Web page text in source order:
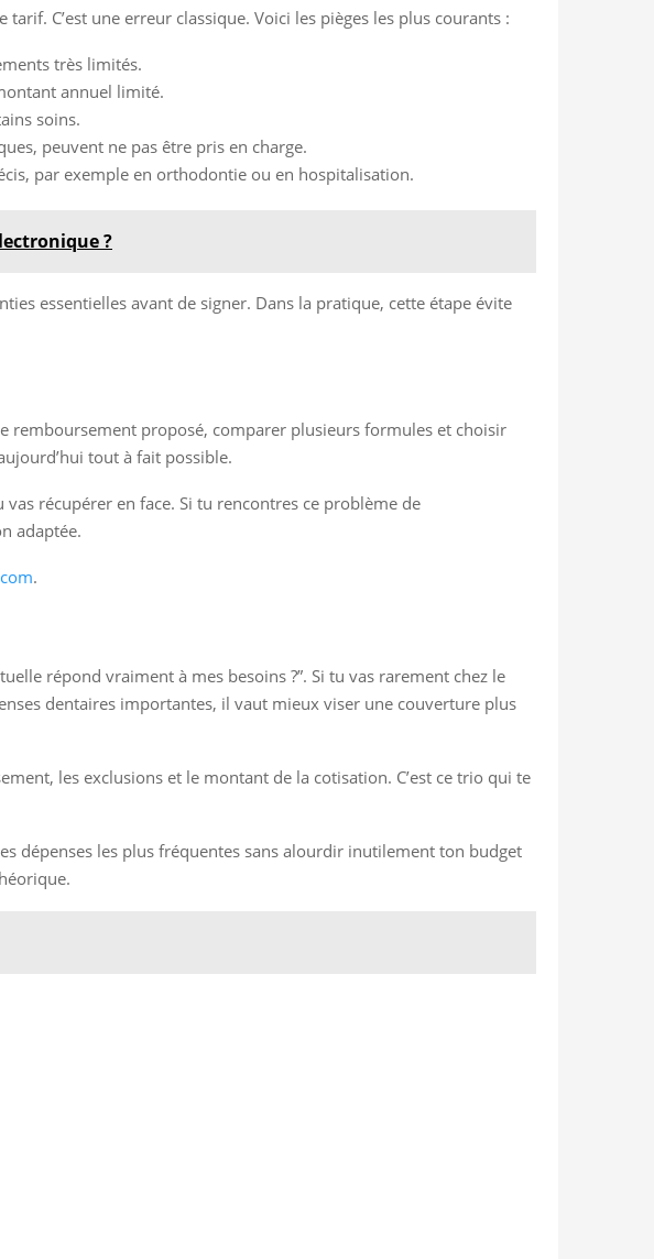
C’est une erreur classique. Voici les pièges les plus courants :
très limités.
annuel limité.
soins.
peuvent ne pas être pris en charge.
par exemple en orthodontie ou en hospitalisation.
?
essentielles avant de signer. Dans la pratique, cette étape évite
remboursement proposé, comparer plusieurs formules et choisir
tout à fait possible.
récupérer en face. Si tu rencontres ce problème de
adaptée.
.
répond vraiment à mes besoins ?”. Si tu vas rarement chez le
dentaires importantes, il vaut mieux viser une couverture plus
les exclusions et le montant de la cotisation. C’est ce trio qui te
dépenses les plus fréquentes sans alourdir inutilement ton budget